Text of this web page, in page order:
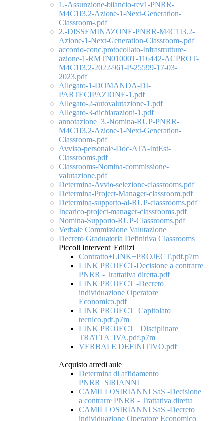
1.-Assunzione-bilancio-rev1-PNRR-
M4C1I3.2-Azione-1-Next-Generation-
Classroom-.pdf
2.-DISSEMINAZONE-PNRR-M4C1I3.2-
Azione-1-Next-Generation-Classroom-.pdf
accordo-conc.protocollato-Infrastrutture-
azione-1-RMTN01000T-116442-ACPROT-
M4C1I3.2-2022-961-P-25599-17-03-
2023.pdf
Allegato-1-DOMANDA-DI-
PARTECIPAZIONE-1.pdf
Allegato-2-autovalutazione-1.pdf
Allegato-3-dichiarazioni-1.pdf
annotazione_3.-Nomina-RUP-PNRR-
M4C1I3.2-Azione-1-Next-Generation-
Classroom-.pdf
Avviso-personale-Doc-ATA-IntEst-
Classrooms.pdf
Classrooms-Nomina-commissione-
valutazione.pdf
Determina-Avvio-selezione-classrooms.pdf
Determina-Project-Manager-classroom.pdf
Determina-supporto-al-RUP-classrooms.pdf
Incarico-project-manager-classrooms.pdf
Nomina-Supporto-RUP-Classrooms.pdf
Verbale Commissione Valutazione
Decreto Graduatoria Definitiva Classrooms
Piccoli Interventi Edilizi
Contratto+LINK+PROJECT.pdf.p7m
LINK PROJECT-Decisione a contrarre
PNRR - Trattativa diretta.pdf
LINK PROJECT -Decreto
individuazione Operatore
Economico.pdf
LINK PROJECT_Capitolato
tecnico.pdf.p7m
LINK PROJECT _Disciplinare
TRATTATIVA.pdf.p7m
VERBALE DEFINITIVO.pdf
Acquisto arredi aule
Determina di affidamento
PNRR_SIRIANNI
CAMILLOSIRIANNI SaS -Decisione
a contrarre PNRR - Trattativa diretta
CAMILLOSIRIANNI SaS -Decreto
individuazione Operatore Economico